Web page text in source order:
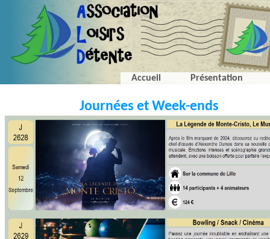
Accueil Présentation
Journées et Week-ends